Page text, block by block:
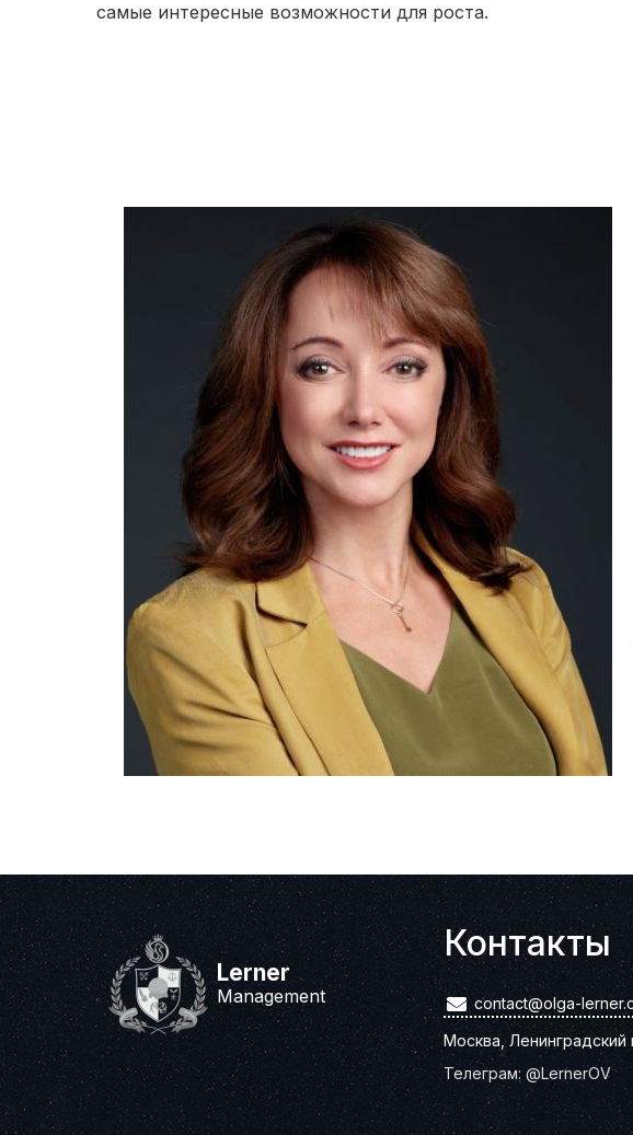
самые интересные возможности для роста.
Lerner
Management
Контакты
contact@olga-
Москва, Ленинградский
Телеграм: @LernerOV